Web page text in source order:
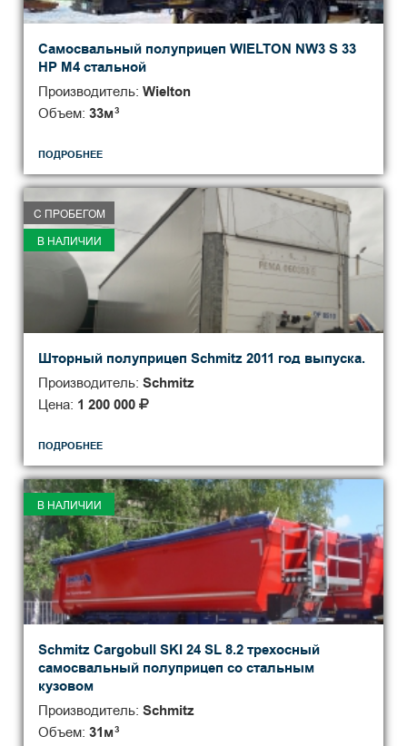
Самосвальный полуприцеп WIELTON NW3 S 33
HP M4 стальной
Производитель: Wielton
Объем: 33м3
ПОДРОБНЕЕ
С ПРОБЕГОМ
В НАЛИЧИИ
Шторный полуприцеп Schmitz 2011 год выпуска.
Производитель: Schmitz
Цена: 1 200 000
ПОДРОБНЕЕ
В НАЛИЧИИ
Schmitz Cargobull SKI 24 SL 8.2 трехосный
самосвальный полуприцеп со стальным
кузовом
Производитель: Schmitz
Объем: 31м3